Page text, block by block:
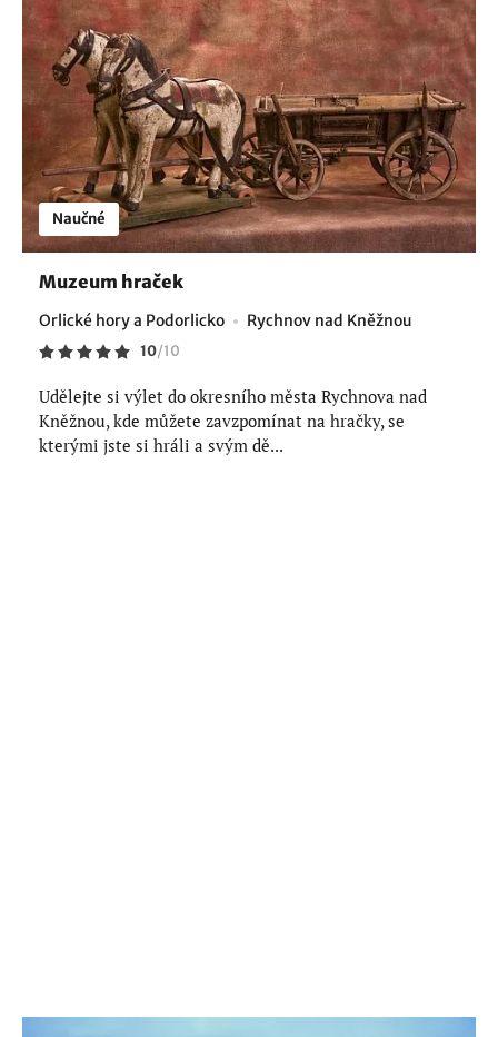
Naučné
Muzeum hraček
Orlické hory a Podorlicko Rychnov nad Kněžnou
10/10
Udělejte si výlet do okresního města Rychnova nad
Kněžnou, kde můžete zavzpomínat na hračky, se
kterými jste si hráli a svým dě...